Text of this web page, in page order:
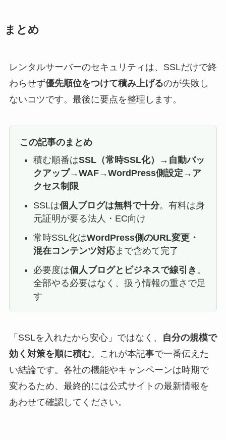
まとめ
レンタルサーバーのセキュリティは、SSLだけで終
わらせず優先順位をつけて積み上げるのが失敗し
ないコツです。最後に要点を整理します。
この記事のまとめ
積む順番はSSL（常時SSL化）→自動バッ
クアップ→WAF→WordPress側設定→ア
クセス制限
SSLは個人ブログは無料で十分。有料は身
元証明が要る法人・EC向け
常時SSL化はWordPress側のURL変更・
混在コンテンツ対応まで含めて完了
必要度は個人ブログとビジネスで線引き 。
全部やる必要はなく、扱う情報の重さで足
す
「SSLを入れたから安心」ではなく、
自分の規模で
効く対策を順に積む。これが本記事で一番伝えた
い結論です。各社の機能やキャンペーンは時期で
変わるため、最終的には公式サイトの最新情報を
あわせて確認してください。